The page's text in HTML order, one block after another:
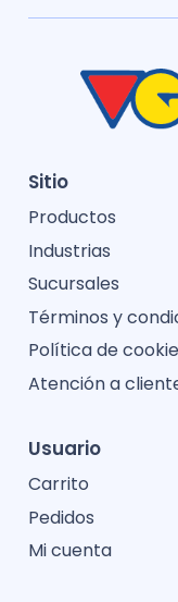
Sitio
Productos
Industrias
Sucursales
Términos y
Política de
Atención a
Usuario
Carrito
Pedidos
Mi cuenta